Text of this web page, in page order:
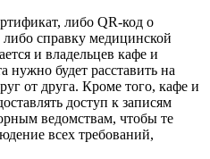
либо QR-код о
справку медицинской
и владельцев кафе и
нужно будет расставить на
от друга. Кроме того, кафе и
доступ к записям
ведомствам, чтобы те
всех требований,